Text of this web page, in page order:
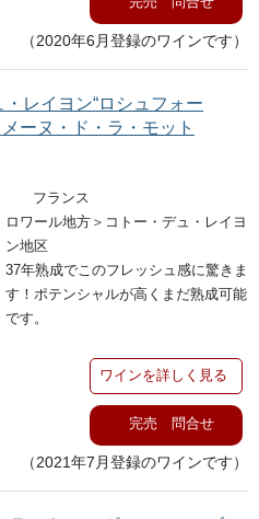
（2020年6月登録のワインです）
レイヨン“ロシュフォー
ーヌ・ド・ラ・モット
フランス
ロワール地方＞コトー・デュ・レイヨ
ン地区
37年熟成でこのフレッシュ感に驚きま
す！ポテンシャルが高くまだ熟成可能
です。
ワインを詳しく見る
完売 問合せ
（2021年7月登録のワインです）